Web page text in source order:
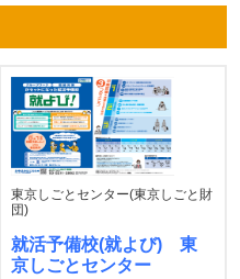
東京しごとセンター(東京しごと財
団)
就活予備校(就よび) 東
京しごとセンター